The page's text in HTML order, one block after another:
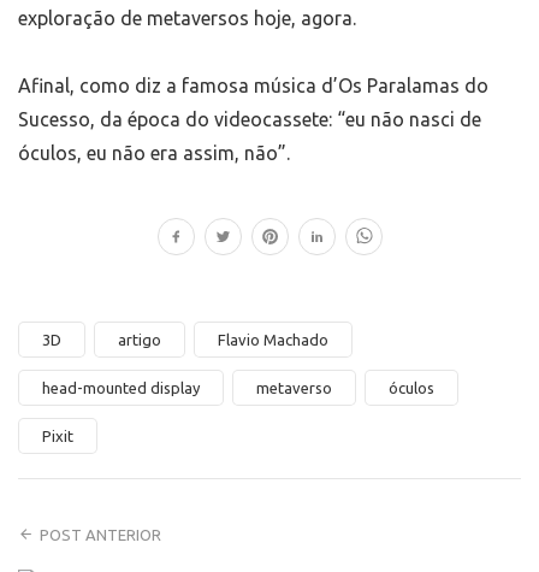
exploração de metaversos hoje, agora.
Afinal, como diz a famosa música d’Os Paralamas do
Sucesso, da época do videocassete: “eu não nasci de
óculos, eu não era assim, não”.
3D artigo Flavio Machado
head-mounted display metaverso óculos
Pixit
POST ANTERIOR